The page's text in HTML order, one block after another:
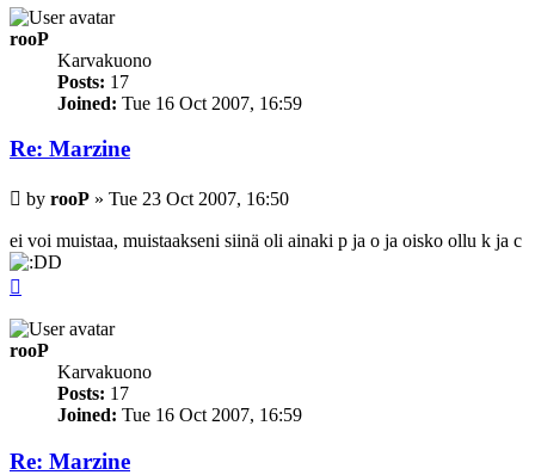
rooP
Karvakuono
Posts: 17
Joined: Tue 16 Oct 2007, 16:59
Re: Marzine
Post
by rooP » Tue 23 Oct 2007, 16:50
ei voi muistaa, muistaakseni siinä oli ainaki p ja o ja oisko ollu k ja c
D
rooP
Karvakuono
Posts: 17
Joined: Tue 16 Oct 2007, 16:59
Re: Marzine